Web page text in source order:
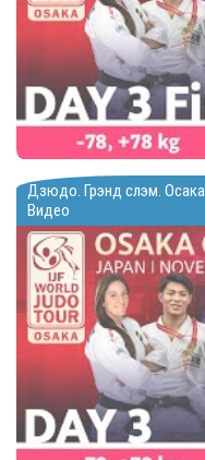
Дзюдо. Грэнд слэм.
Видео